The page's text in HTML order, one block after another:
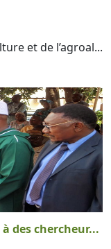
et de l’agroal...
des chercheur...